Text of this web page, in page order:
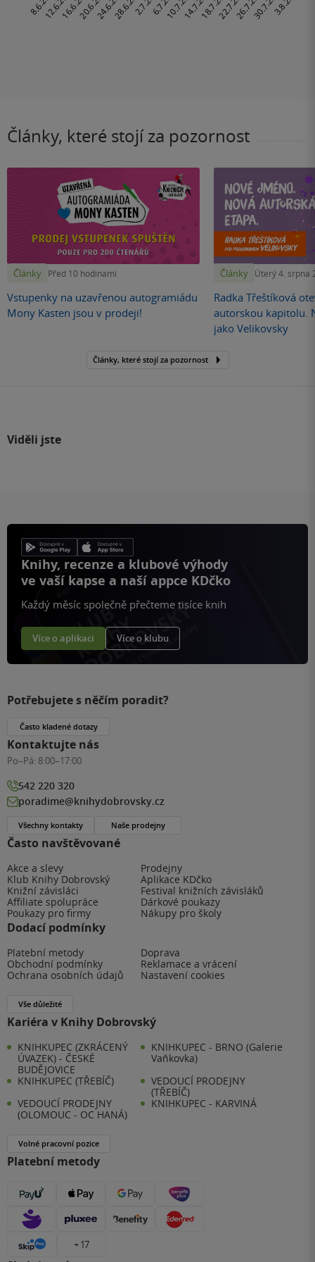
Články, které stojí za pozornost
Články Před 10 hodinami
Vstupenky na uzavřenou autogramiádu
Mony Kasten jsou v prodeji!
Články Úterý 4. srpna
Radka Třeštíková
autorskou kapitolu.
jako Velikovsky
Články, které stojí za pozornost
Viděli jste
Knihy, recenze a klubové výhody
ve vaší kapse a naší appce KDčko
Každý měsíc společně přečteme tisíce knih
Více o aplikaci Více o klubu
Často navštěvované
Akce a slevy
Prodejny
Klub Knihy Dobrovský
Aplikace KDčko
Knižní závisláci
Festival knižních závisláků
Affiliate spolupráce
Dárkové poukazy
Poukazy pro firmy
Nákupy pro školy
Dodací podmínky
Platební metody
Doprava
Obchodní podmínky
Reklamace a vrácení
Ochrana osobních údajů
Nastavení cookies
Vše důležité
Kariéra v Knihy Dobrovský
KNIHKUPEC (ZKRÁCENÝ
ÚVAZEK) - ČESKÉ
BUDĚJOVICE
KNIHKUPEC - BRNO (Galerie
Vaňkovka)
KNIHKUPEC (TŘEBÍČ)
VEDOUCÍ PRODEJNY
(TŘEBÍČ)
VEDOUCÍ PRODEJNY
(OLOMOUC - OC HANÁ)
KNIHKUPEC - KARVINÁ
Volné pracovní pozice
Platební metody
+ 17
Potřebujete s něčím poradit?
Často kladené dotazy
Kontaktujte nás
Po–Pá: 8:00–17:00
542 220 320
poradime@knihydobrovsky.cz
Všechny kontakty Naše prodejny